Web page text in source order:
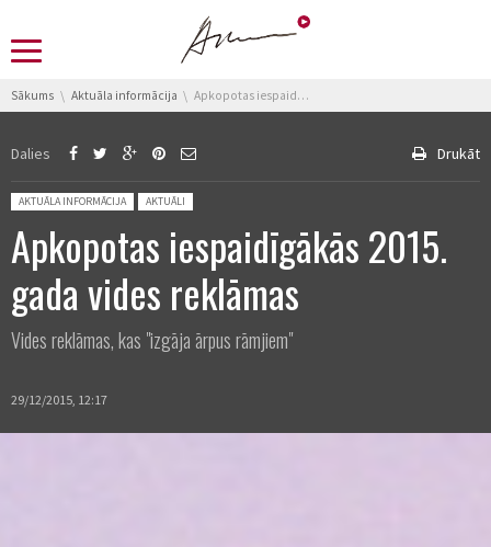
You are here:
Sākums Aktuāla informācija Apkopotas iespaidīgākās 2015. gada vides reklāmas
Dalies Drukāt
Posted in:
AKTUĀLA INFORMĀCIJA AKTUĀLI
Apkopotas iespaidīgākās 2015.
gada vides reklāmas
Vides reklāmas, kas "izgāja ārpus rāmjiem"
29/12/2015, 12:17